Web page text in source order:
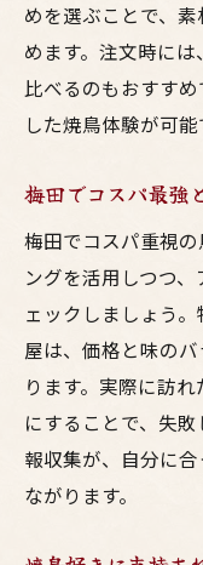
めを選ぶことで、
めます。注文時に
比べるのもおすす
した焼鳥体験が可能
梅田でコスパ最強
梅田でコスパ重視
ングを活用しつつ
ェックしましょう
屋は、価格と味の
ります。実際に訪
にすることで、失
報収集が、自分に
ながります。